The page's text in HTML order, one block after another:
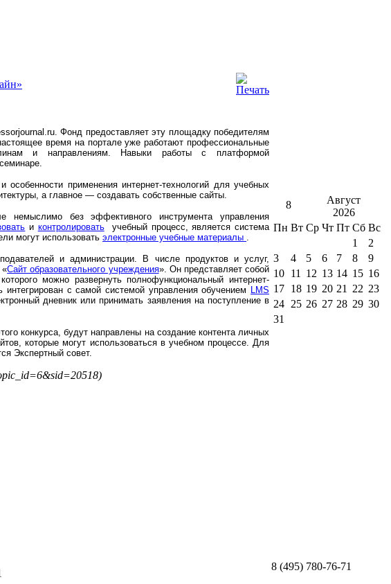
Фонд предоставляет эту площадку победителям
время на портале уже работают профессиональные
и направлениям. Навыки работы с платформой
применения интернет-технологий для учебных
а главное — создавать собственные сайты.
немыслимо без эффективного инструмента управления
и контролироватьучебный процесс, является система
могут использовать электронные учебные материалы .
и администрации. В числе продуктов и услуг,
«Сайт образовательного учреждения». Он представляет собой
можно развернуть полнофункциональный интернет-
с самой системой управления обучением LMS
дневник или принимать заявления на поступление в
конкурса, будут направлены на создание контента личных
которые могут использоваться в учебном процессе. Для
Экспертный совет.
id=6&sid=20518)
8
Август
2026
Пн Вт Ср Чт Пт Сб Вс
1
2
3
4 5 6 7 8
9
10 11 12 13 14 15 16
17 18 19 20 21 22 23
24 25 26 27 28 29 30
31
8 (495) 780-76-71